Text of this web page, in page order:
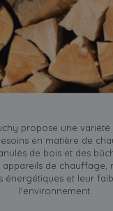
propose une
en matière de
de bois et des
de chauffage,
énergétiques et leur
l'environnement.